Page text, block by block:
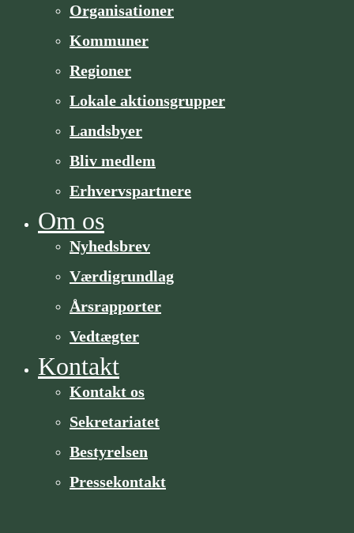
Organisa­­tioner
Kommuner
Regioner
Lokale aktionsgrupper
Landsbyer
Bliv medlem
Erhvervspartnere
Om os
Nyhedsbrev
Værdigrundlag
Årsrapporter
Vedtægter
Kontakt
Kontakt os
Sekretariatet
Bestyrelsen
Pressekontakt